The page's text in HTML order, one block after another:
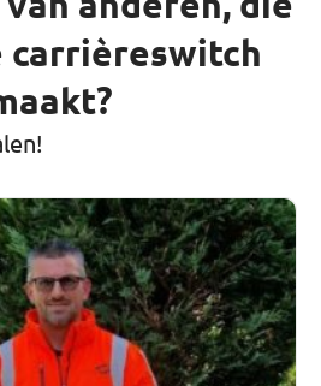
carrièreswitch